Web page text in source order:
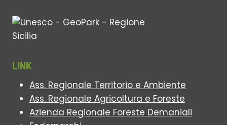
LINK
Ass. Regionale Territorio e Ambiente
Ass. Regionale Agricoltura e Foreste
Azienda Regionale Foreste Demaniali